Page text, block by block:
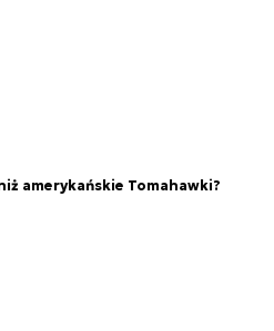
amerykańskie Tomahawki?